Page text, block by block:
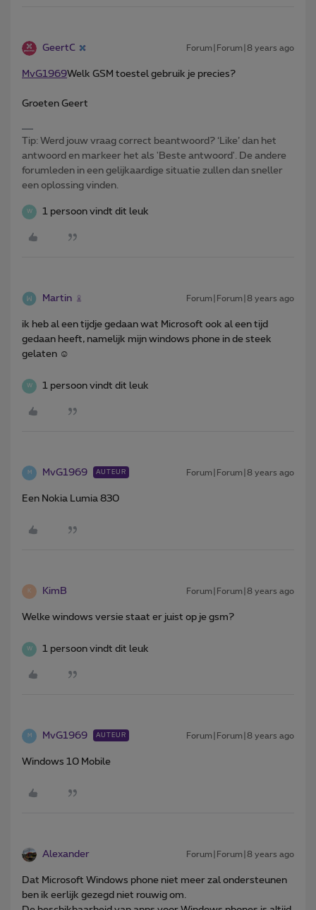
GeertC Forum|Forum|8 years ago
MvG1969Welk GSM toestel gebruik je precies?
Groeten Geert
Tip: Werd jouw vraag correct beantwoord? ‘Like’ dan het
antwoord en markeer het als 'Beste antwoord'. De andere
forumleden in een gelijkaardige situatie zullen dan sneller
een oplossing vinden.
W 1 persoon vindt dit leuk
Martin Forum|Forum|8 years ago
ik heb al een tijdje gedaan wat Microsoft ook al een tijd
gedaan heeft, namelijk mijn windows phone in de steek
gelaten ☺️
W 1 persoon vindt dit leuk
M MvG1969 AUTEUR Forum|Forum|8 years ago
Een Nokia Lumia 830
K KimB Forum|Forum|8 years ago
Welke windows versie staat er juist op je gsm?
W 1 persoon vindt dit leuk
M MvG1969 AUTEUR Forum|Forum|8 years ago
Windows 10 Mobile
Alexander Forum|Forum|8 years ago
Dat Microsoft Windows phone niet meer zal ondersteunen
ben ik eerlijk gezegd niet rouwig om.